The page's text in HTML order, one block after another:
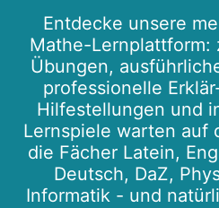
Entdecke unsere
Mathe-Lernplattform:
Übungen,
professionelle
Hilfestellungen und
Lernspiele warten auf
die Fächer Latein,
Deutsch, DaZ,
Informatik - und